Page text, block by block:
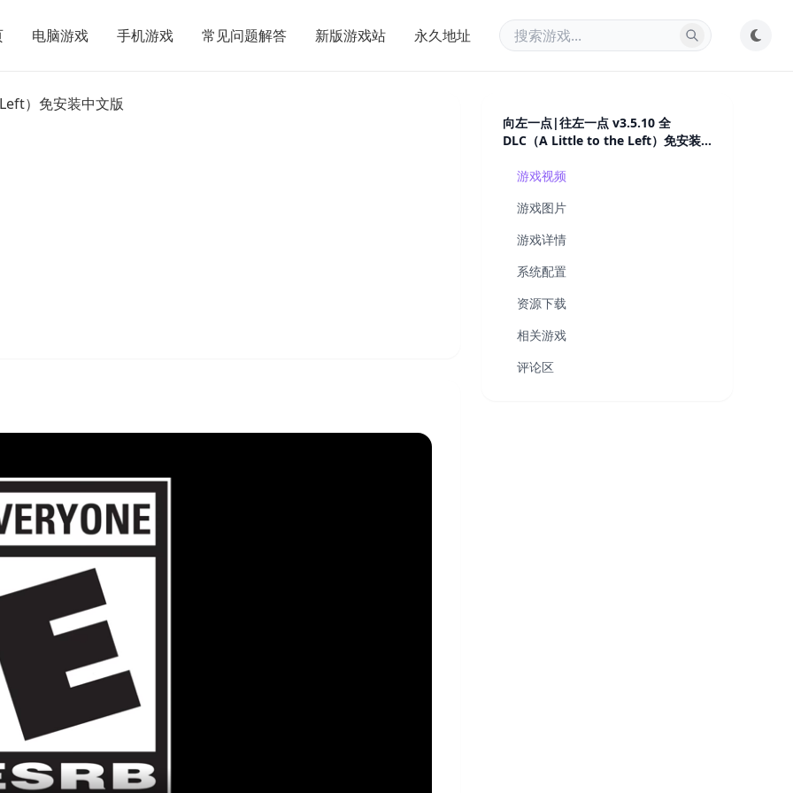
电脑游戏 手机游戏 常见问题解答 新版游戏站 永久地址
向左一点|往左一点 v3.5.10 全
DLC（A Little to the Left）免安装
游戏视频
游戏图片
游戏详情
系统配置
资源下载
相关游戏
评论区